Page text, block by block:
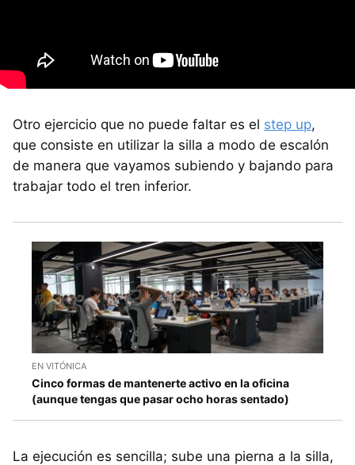
Otro ejercicio que no puede faltar es el step up,
que consiste en utilizar la silla a modo de escalón
de manera que vayamos subiendo y bajando para
trabajar todo el tren inferior.
EN VITÓNICA
Cinco formas de mantenerte activo en la oficina
(aunque tengas que pasar ocho horas sentado)
La ejecución es sencilla; sube una pierna a la silla,